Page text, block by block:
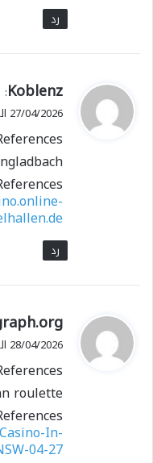
رد
ي
ق
ل
Koblenz
:
27/04/2026 الساعة 05:47
رد
ي
ق
ل
28/04/2026 الساعة 05:37
roulette
In-
04-27